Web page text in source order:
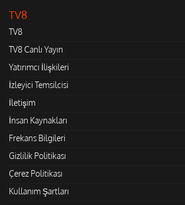
TV8
TV8
TV8 Canlı Yayın
Yatırımcı İlişkileri
İzleyici Temsilcisi
İletişim
İnsan Kaynakları
Frekans Bilgileri
Gizlilik Politikası
Çerez Politikası
Kullanım Şartları